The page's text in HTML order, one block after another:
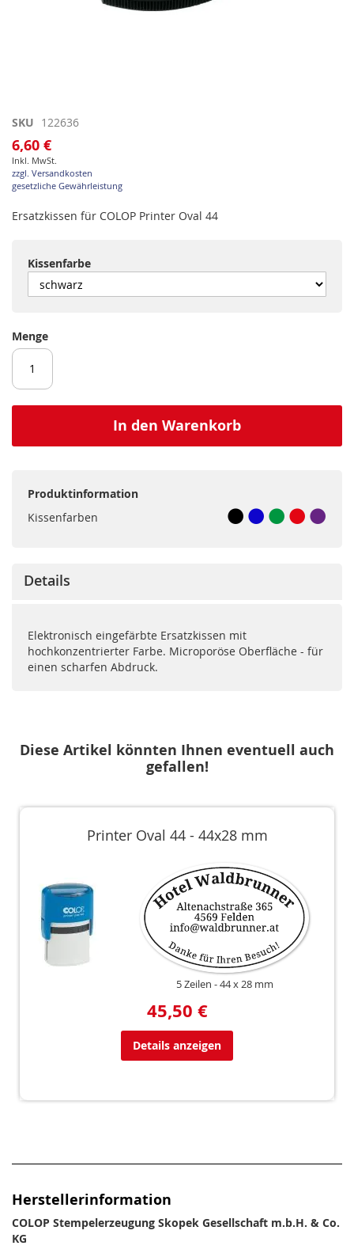
Zum
Anfang
der
Bildgalerie
springen
SKU 122636
6,60 €
Inkl. MwSt.
zzgl. Versandkosten
gesetzliche Gewährleistung
Ersatzkissen für COLOP Printer Oval 44
Kissenfarbe
Menge
In den Warenkorb
Produktinformation
Kissenfarben
Details
Elektronisch eingefärbte Ersatzkissen mit
hochkonzentrierter Farbe. Microporöse Oberfläche - für
einen scharfen Abdruck.
Diese Artikel könnten Ihnen eventuell auch
gefallen!
Printer Oval 44 - 44x28 mm
5 Zeilen 44 x 28 mm
45,50 €
Details anzeigen
Herstellerinformation
COLOP Stempelerzeugung Skopek Gesellschaft m.b.H. & Co.
KG